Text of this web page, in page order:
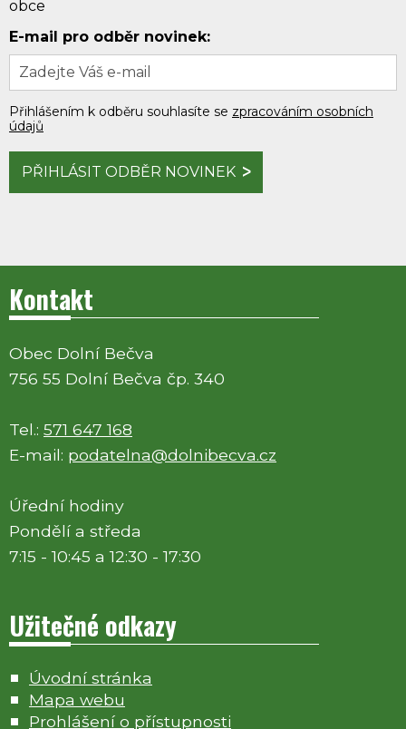
obce
E-mail pro odběr novinek:
Přihlášením k odběru souhlasíte se zpracováním osobních
údajů
PŘIHLÁSIT ODBĚR NOVINEK
Kontakt
Obec Dolní Bečva
756 55 Dolní Bečva čp. 340
Tel.: 571 647 168
E-mail: podatelna@dolnibecva.cz
Úřední hodiny
Pondělí a středa
7:15 - 10:45 a 12:30 - 17:30
Užitečné odkazy
Úvodní stránka
Mapa webu
Prohlášení o přístupnosti